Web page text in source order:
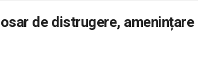
de distrugere, amenințare